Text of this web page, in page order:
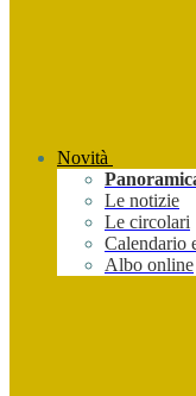
Novità
Le notizie
Le circolari
Calendario
Albo online